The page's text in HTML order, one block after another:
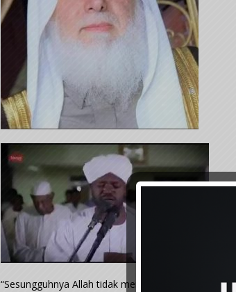
“Sesungguhnya Allah tidak mencabut ilmu sekali